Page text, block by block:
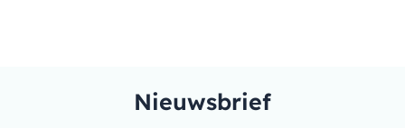
Nieuwsbrief